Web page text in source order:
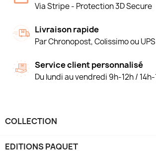
Via Stripe - Protection 3D Secure
Livraison rapide
Par Chronopost, Colissimo ou UPS
Service client personnalisé
Du lundi au vendredi 9h-12h / 14h-
COLLECTION
EDITIONS PAQUET